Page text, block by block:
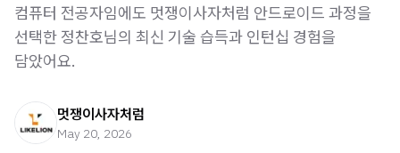
컴퓨터 전공자임에도 멋쟁이사자처럼 안드로이드 과정을
선택한 정찬호님의 최신 기술 습득과 인턴십 경험을
담았어요.
멋쟁이사자처럼
May 20, 2026